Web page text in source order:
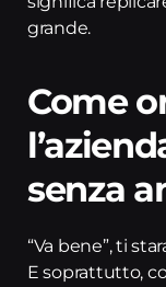
grande.
Come
senza
“Va bene”, ti
E soprattutto,